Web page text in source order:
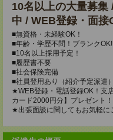
10名以上の大量募集
中 / WEB登録・面接
■無資格・未経験OK！
■年齢・学歴不問！ブランクOK!
■10名以上採用予定！
■履歴書不要
■社会保険完備
■社員登用あり（紹介予定派遣）
★WEB登録・電話登録OK！支
カード2000円分】プレゼント！
★出張面談に関してもお気軽に